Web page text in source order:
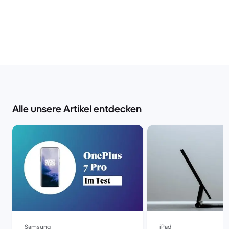
Alle unsere Artikel entdecken
Samsung iPad